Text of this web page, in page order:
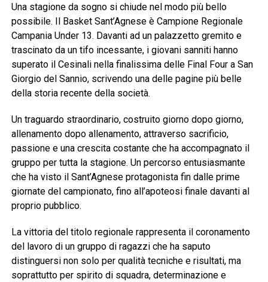
Una stagione da sogno si chiude nel modo più bello
possibile. Il Basket Sant’Agnese è Campione Regionale
Campania Under 13. Davanti ad un palazzetto gremito e
trascinato da un tifo incessante, i giovani sanniti hanno
superato il Cesinali nella finalissima delle Final Four a San
Giorgio del Sannio, scrivendo una delle pagine più belle
della storia recente della società.
Un traguardo straordinario, costruito giorno dopo giorno,
allenamento dopo allenamento, attraverso sacrificio,
passione e una crescita costante che ha accompagnato il
gruppo per tutta la stagione. Un percorso entusiasmante
che ha visto il Sant’Agnese protagonista fin dalle prime
giornate del campionato, fino all’apoteosi finale davanti al
proprio pubblico.
La vittoria del titolo regionale rappresenta il coronamento
del lavoro di un gruppo di ragazzi che ha saputo
distinguersi non solo per qualità tecniche e risultati, ma
soprattutto per spirito di squadra, determinazione e